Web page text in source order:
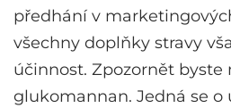
předhání v
všechny doplňky stravy
účinnost. Zpozornět byste
glukomannan. Jedná se